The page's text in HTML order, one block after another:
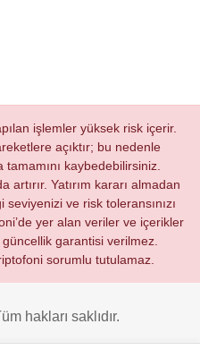
işlemler yüksek risk içerir.
açıktır; bu nedenle
tamamını kaybedebilirsiniz.
artırır. Yatırım kararı almadan
ve risk toleransınızı
yer alan veriler ve içerikler
garantisi verilmez.
sorumlu tutulamaz.
hakları saklıdır.